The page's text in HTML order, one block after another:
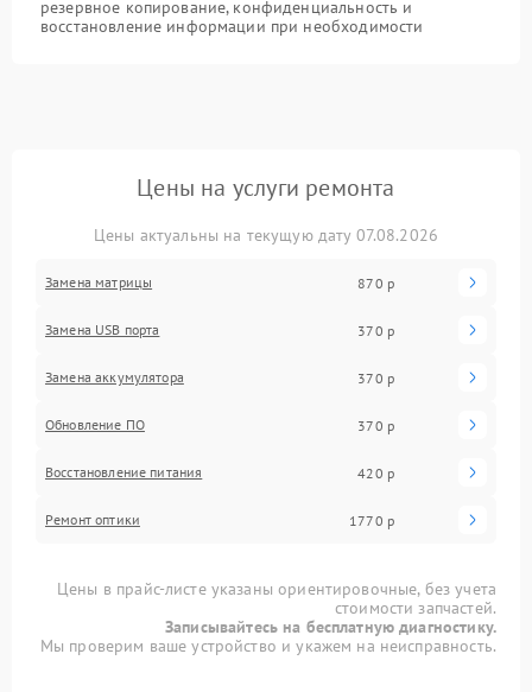
резервное копирование, конфиденциальность и
восстановление информации при необходимости
Цены на услуги ремонта
Цены актуальны на текущую дату 07.08.2026
Замена матрицы 870 р
Замена USB порта 370 р
Замена аккумулятора 370 р
Обновление ПО 370 р
Восстановление питания 420 р
Ремонт оптики 1770 р
Цены в прайс-листе указаны ориентировочные, без учета
стоимости запчастей.
Записывайтесь на бесплатную диагностику.
Мы проверим ваше устройство и укажем на неисправность.